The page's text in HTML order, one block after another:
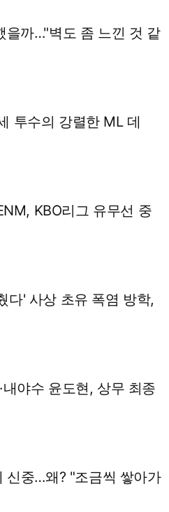
을까…"벽도 좀 느낀 것 같
투수의 강렬한 ML 데
KBO리그 유무선 중
다' 사상 초유 폭염 방학,
내야수 윤도현, 상무 최종
신중…왜? "조금씩 쌓아가